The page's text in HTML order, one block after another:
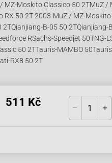
MZ-Moskito Classico 50 2TMuZ /
RX 50 2T 2003-MuZ / MZ-
B-05 50 2TQianjiang-
RSachs-Speedjet 50TNG-
50 2TTauris-MAMBO
RX8 50 2T
511 Kč